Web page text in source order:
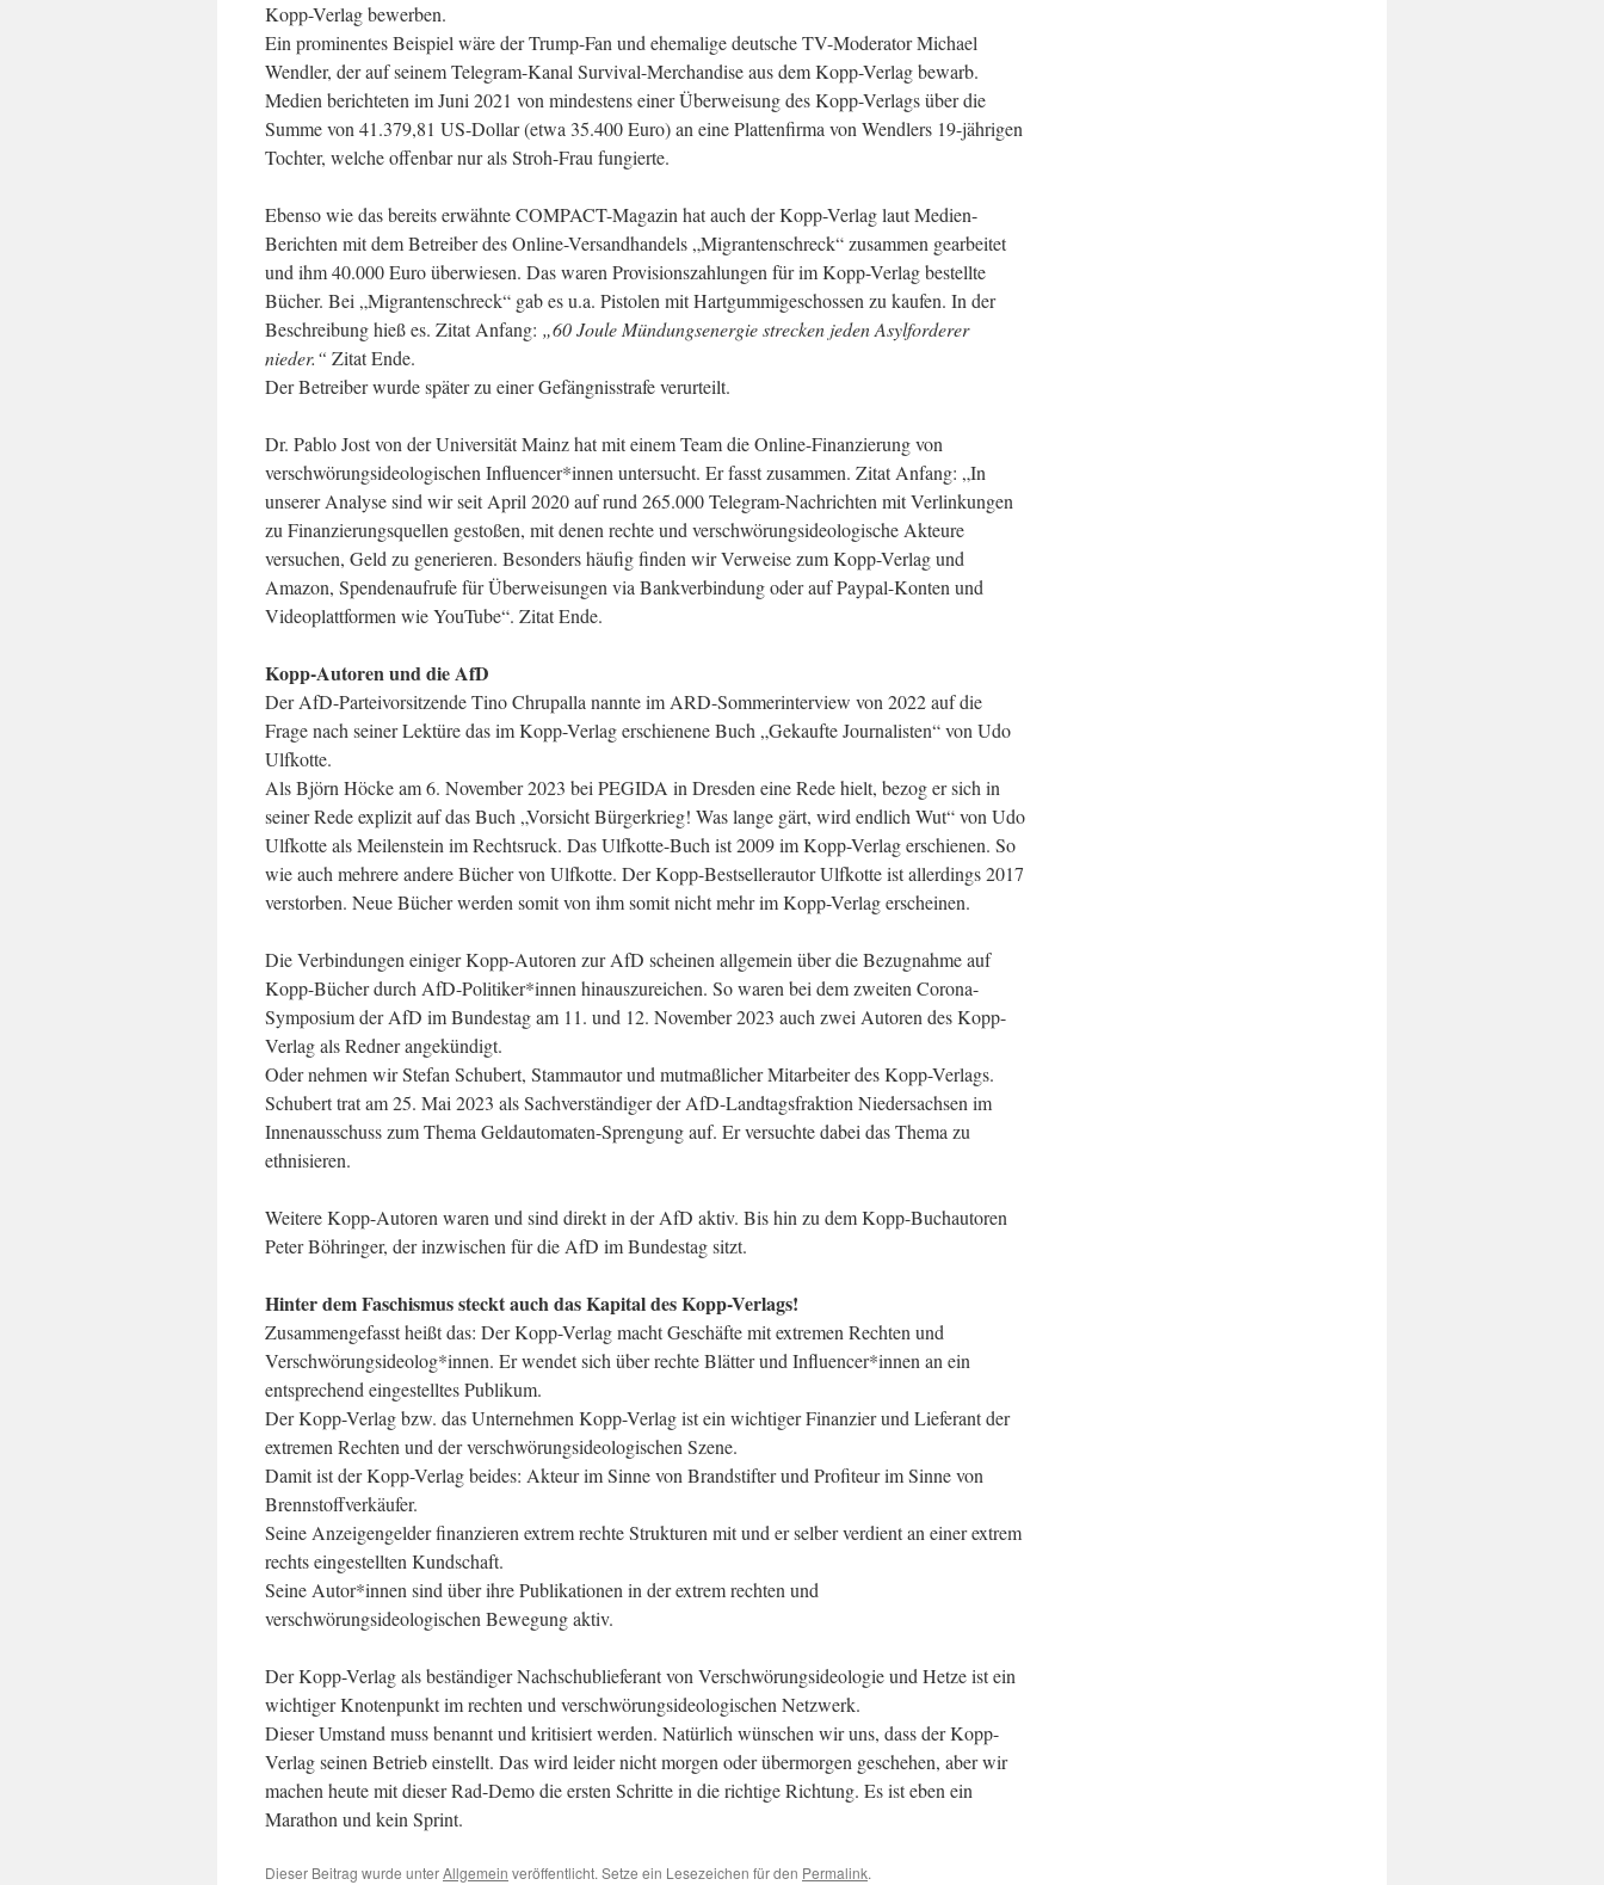
Kopp-Verlag bewerben.
Ein prominentes Beispiel wäre der Trump-Fan und ehemalige deutsche TV-Moderator Michael
Wendler, der auf seinem Telegram-Kanal Survival-Merchandise aus dem Kopp-Verlag bewarb.
Medien berichteten im Juni 2021 von mindestens einer Überweisung des Kopp-Verlags über die
Summe von 41.379,81 US-Dollar (etwa 35.400 Euro) an eine Plattenfirma von Wendlers 19-jährigen
Tochter, welche offenbar nur als Stroh-Frau fungierte.
Ebenso wie das bereits erwähnte COMPACT-Magazin hat auch der Kopp-Verlag laut Medien-
Berichten mit dem Betreiber des Online-Versandhandels „Migrantenschreck“ zusammen gearbeitet
und ihm 40.000 Euro überwiesen. Das waren Provisionszahlungen für im Kopp-Verlag bestellte
Bücher. Bei „Migrantenschreck“ gab es u.a. Pistolen mit Hartgummigeschossen zu kaufen. In der
Beschreibung hieß es. Zitat Anfang: „60 Joule Mündungsenergie strecken jeden Asylforderer
nieder.“ Zitat Ende.
Der Betreiber wurde später zu einer Gefängnisstrafe verurteilt.
Dr. Pablo Jost von der Universität Mainz hat mit einem Team die Online-Finanzierung von
verschwörungsideologischen Influencer*innen untersucht. Er fasst zusammen. Zitat Anfang: „In
unserer Analyse sind wir seit April 2020 auf rund 265.000 Telegram-Nachrichten mit Verlinkungen
zu Finanzierungsquellen gestoßen, mit denen rechte und verschwörungsideologische Akteure
versuchen, Geld zu generieren. Besonders häufig finden wir Verweise zum Kopp-Verlag und
Amazon, Spendenaufrufe für Überweisungen via Bankverbindung oder auf Paypal-Konten und
Videoplattformen wie YouTube“. Zitat Ende.
Kopp-Autoren und die AfD
Der AfD-Parteivorsitzende Tino Chrupalla nannte im ARD-Sommerinterview von 2022 auf die
Frage nach seiner Lektüre das im Kopp-Verlag erschienene Buch „Gekaufte Journalisten“ von Udo
Ulfkotte.
Als Björn Höcke am 6. November 2023 bei PEGIDA in Dresden eine Rede hielt, bezog er sich in
seiner Rede explizit auf das Buch „Vorsicht Bürgerkrieg! Was lange gärt, wird endlich Wut“ von Udo
Ulfkotte als Meilenstein im Rechtsruck. Das Ulfkotte-Buch ist 2009 im Kopp-Verlag erschienen. So
wie auch mehrere andere Bücher von Ulfkotte. Der Kopp-Bestsellerautor Ulfkotte ist allerdings 2017
verstorben. Neue Bücher werden somit von ihm somit nicht mehr im Kopp-Verlag erscheinen.
Die Verbindungen einiger Kopp-Autoren zur AfD scheinen allgemein über die Bezugnahme auf
Kopp-Bücher durch AfD-Politiker*innen hinauszureichen. So waren bei dem zweiten Corona-
Symposium der AfD im Bundestag am 11. und 12. November 2023 auch zwei Autoren des Kopp-
Verlag als Redner angekündigt.
Oder nehmen wir Stefan Schubert, Stammautor und mutmaßlicher Mitarbeiter des Kopp-Verlags.
Schubert trat am 25. Mai 2023 als Sachverständiger der AfD-Landtagsfraktion Niedersachsen im
Innenausschuss zum Thema Geldautomaten-Sprengung auf. Er versuchte dabei das Thema zu
ethnisieren.
Weitere Kopp-Autoren waren und sind direkt in der AfD aktiv. Bis hin zu dem Kopp-Buchautoren
Peter Böhringer, der inzwischen für die AfD im Bundestag sitzt.
Hinter dem Faschismus steckt auch das Kapital des Kopp-Verlags!
Zusammengefasst heißt das: Der Kopp-Verlag macht Geschäfte mit extremen Rechten und
Verschwörungsideolog*innen. Er wendet sich über rechte Blätter und Influencer*innen an ein
entsprechend eingestelltes Publikum.
Der Kopp-Verlag bzw. das Unternehmen Kopp-Verlag ist ein wichtiger Finanzier und Lieferant der
extremen Rechten und der verschwörungsideologischen Szene.
Damit ist der Kopp-Verlag beides: Akteur im Sinne von Brandstifter und Profiteur im Sinne von
Brennstoffverkäufer.
Seine Anzeigengelder finanzieren extrem rechte Strukturen mit und er selber verdient an einer extrem
rechts eingestellten Kundschaft.
Seine Autor*innen sind über ihre Publikationen in der extrem rechten und
verschwörungsideologischen Bewegung aktiv.
Der Kopp-Verlag als beständiger Nachschublieferant von Verschwörungsideologie und Hetze ist ein
wichtiger Knotenpunkt im rechten und verschwörungsideologischen Netzwerk.
Dieser Umstand muss benannt und kritisiert werden. Natürlich wünschen wir uns, dass der Kopp-
Verlag seinen Betrieb einstellt. Das wird leider nicht morgen oder übermorgen geschehen, aber wir
machen heute mit dieser Rad-Demo die ersten Schritte in die richtige Richtung. Es ist eben ein
Marathon und kein Sprint.
Dieser Beitrag wurde unterAllgemein veröffentlicht. Setze ein Lesezeichen für den Permalink.